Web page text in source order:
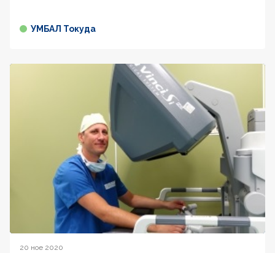
УМБАЛ Токуда
20 ное 2020